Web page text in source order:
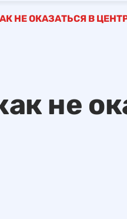
НЕ ОКАЗАТЬСЯ В
не